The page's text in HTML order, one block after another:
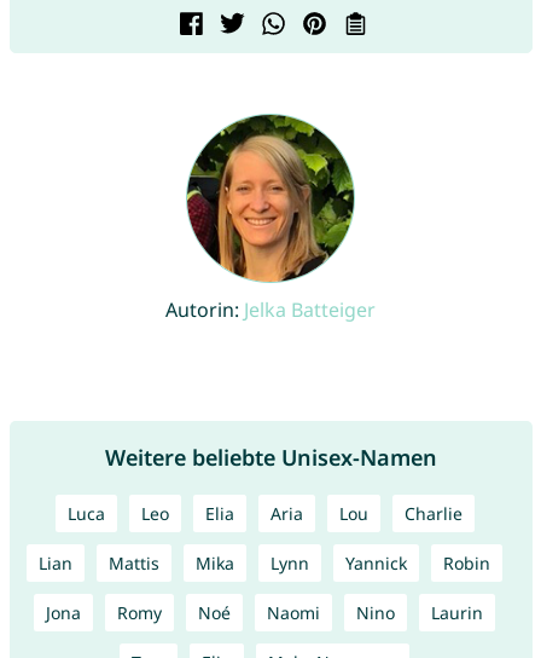
Autorin: Jelka Batteiger
Weitere beliebte Unisex-Namen
Luca Leo Elia Aria Lou Charlie
Lian Mattis Mika Lynn Yannick Robin
Jona Romy Noé Naomi Nino Laurin